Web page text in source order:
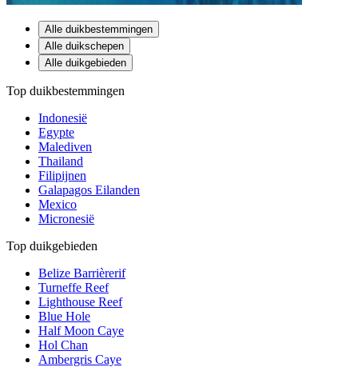
Alle duikbestemmingen
Alle duikschepen
Alle duikgebieden
Top duikbestemmingen
Indonesië
Egypte
Malediven
Thailand
Filipijnen
Galapagos Eilanden
Mexico
Micronesië
Top duikgebieden
Belize Barrièrerif
Turneffe Reef
Lighthouse Reef
Blue Hole
Half Moon Caye
Hol Chan
Ambergris Caye